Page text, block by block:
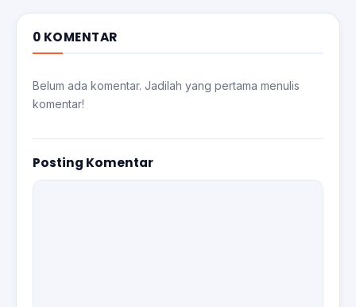
0 KOMENTAR
Belum ada komentar. Jadilah yang pertama menulis
komentar!
Posting Komentar